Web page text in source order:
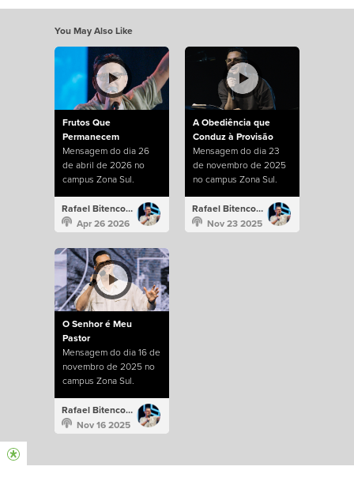
You May Also Like
Frutos Que
Permanecem
Mensagem do dia 26
de abril de 2026 no
campus Zona Sul.
Rafael Bitencourt
Apr 26 2026
A Obediência que
Conduz à Provisão
Mensagem do dia 23
de novembro de 2025
no campus Zona Sul.
Rafael Bitencourt
Nov 23 2025
O Senhor é Meu
Pastor
Mensagem do dia 16 de
novembro de 2025 no
campus Zona Sul.
Rafael Bitencourt
Nov 16 2025